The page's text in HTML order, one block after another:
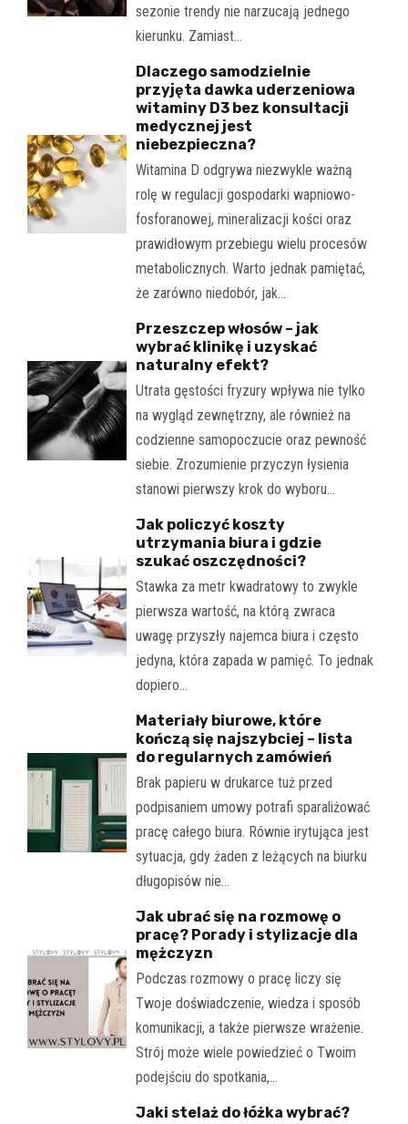
sezonie trendy nie narzucają jednego
kierunku. Zamiast…
Dlaczego samodzielnie
przyjęta dawka uderzeniowa
witaminy D3 bez konsultacji
medycznej jest
niebezpieczna?
Witamina D odgrywa niezwykle ważną
rolę w regulacji gospodarki wapniowo-
fosforanowej, mineralizacji kości oraz
prawidłowym przebiegu wielu procesów
metabolicznych. Warto jednak pamiętać,
że zarówno niedobór, jak…
Przeszczep włosów – jak
wybrać klinikę i uzyskać
naturalny efekt?
Utrata gęstości fryzury wpływa nie tylko
na wygląd zewnętrzny, ale również na
codzienne samopoczucie oraz pewność
siebie. Zrozumienie przyczyn łysienia
stanowi pierwszy krok do wyboru…
Jak policzyć koszty
utrzymania biura i gdzie
szukać oszczędności?
Stawka za metr kwadratowy to zwykle
pierwsza wartość, na którą zwraca
uwagę przyszły najemca biura i często
jedyna, która zapada w pamięć. To jednak
dopiero…
Materiały biurowe, które
kończą się najszybciej – lista
do regularnych zamówień
Brak papieru w drukarce tuż przed
podpisaniem umowy potrafi sparaliżować
pracę całego biura. Równie irytująca jest
sytuacja, gdy żaden z leżących na biurku
długopisów nie…
Jak ubrać się na rozmowę o
pracę? Porady i stylizacje dla
mężczyzn
Podczas rozmowy o pracę liczy się
Twoje doświadczenie, wiedza i sposób
komunikacji, a także pierwsze wrażenie.
Strój może wiele powiedzieć o Twoim
podejściu do spotkania,…
Jaki stelaż do łóżka wybrać?